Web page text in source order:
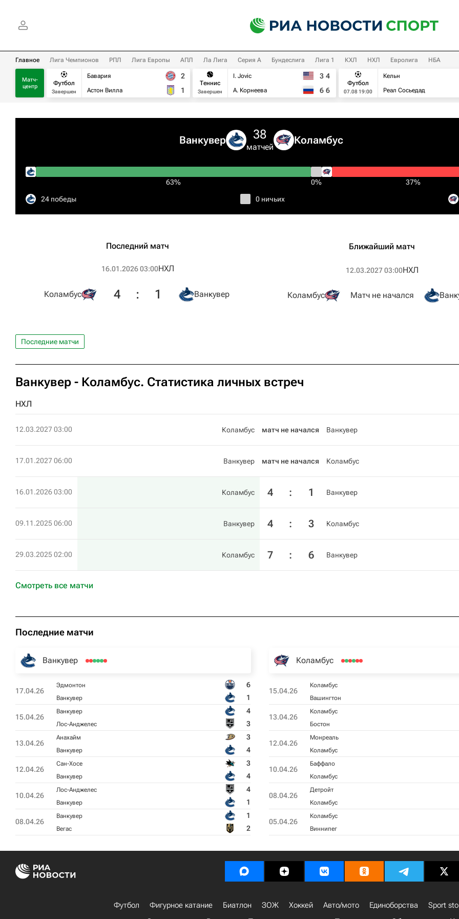
Главное Лига Чемпионов РПЛ Лига Европы АПЛ Ла Лига Серия А Бундеслига Лига 1 КХЛ НХЛ Евролига НБА
Матч-
центр
Футбол
Завершен
Бавария
Астон Вилла
2
1
Теннис
Завершен
I. Jovic
А. Корнеева
3 4
6 6
Футбол
07.08 19:00
Кельн
Реал Сосьедад
Ванкувер 38
матчей
Коламбус
63% 0% 37%
24 победы 0 ничьих
Последний матч
16.01.2026 03:00НХЛ
Коламбус 4 : 1 Ванкувер
Ближайший матч
12.03.2027 03:00НХЛ
Коламбус Матч не начался
Последние матчи
Ванкувер - Коламбус. Статистика личных встреч
НХЛ
12.03.2027 03:00 Коламбус матч не начался Ванкувер
17.01.2027 06:00 Ванкувер матч не начался Коламбус
16.01.2026 03:00 Коламбус 4 : 1 Ванкувер
09.11.2025 06:00 Ванкувер 4 : 3 Коламбус
29.03.2025 02:00 Коламбус 7 : 6 Ванкувер
Смотреть все матчи
Последние матчи
Ванкувер
17.04.26
Эдмонтон 6
Ванкувер 1
15.04.26
Ванкувер 4
Лос-Анджелес 3
13.04.26
Анахайм 3
Ванкувер 4
12.04.26
Сан-Хосе 3
Ванкувер 4
10.04.26
Лос-Анджелес 4
Ванкувер 1
08.04.26
Ванкувер 1
Вегас 2
Коламбус
15.04.26
Коламбус
Вашингтон
13.04.26
Коламбус
Бостон
12.04.26
Монреаль
Коламбус
10.04.26
Баффало
Коламбус
08.04.26
Детройт
Коламбус
05.04.26
Коламбус
Виннипег
Футбол Фигурное катание Биатлон ЗОЖ Хоккей Авто/мото Единоборства
Sport